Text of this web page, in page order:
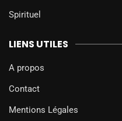
Spirituel
LIENS UTILES
A propos
Contact
Mentions Légales